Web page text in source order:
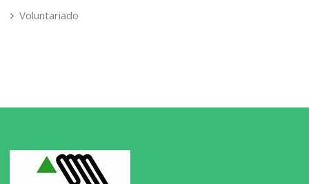
Voluntariado